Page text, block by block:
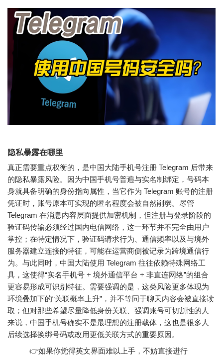
隐私暴露在哪里
真正需要重点权衡的，是中国大陆手机号注册 Telegram 后带来
的隐私暴露风险。因为中国手机号普遍与实名制绑定，号码本
身就具备明确的身份指向属性，当它作为 Telegram 账号的注册
凭证时，账号原本可实现的匿名程度会被自然削弱。尽管
Telegram 在消息内容层面提供加密机制，但注册与登录阶段的
验证码传输必须经过国内电信网络，这一环节并不完全由用户
掌控；在特定情况下，验证码请求行为、通信频率以及与境外
服务器建立连接的特征，可能在运营商侧被记录为跨境通信行
为。与此同时，中国大陆使用 Telegram 往往依赖特殊网络工
具，这使得“实名手机号 + 境外通信平台 + 非直连网络”的组合
更容易形成可识别特征。需要强调的是，这类风险更多体现为
环境叠加下的“关联概率上升”，并不等同于聊天内容会被直接读
取；但对那些希望尽量降低身份关联、强调账号可切割性的人
来说，中国手机号确实不是最理想的注册载体，这也是很多人
后续选择换绑号码或改用更低关联方式的重要原因。
👉如果你觉得英文界面难以上手，不妨直接进行